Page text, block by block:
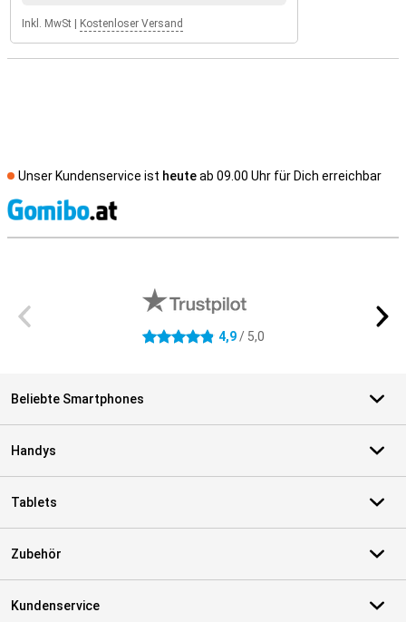
Inkl. MwSt Kostenloser Versand
Unser Kundenservice ist heuteab 09.00 Uhr für Dich erreichbar
4.9 Sterne 4,9/ 5,0
Beliebte Smartphones
Handys
Tablets
Zubehör
Kundenservice